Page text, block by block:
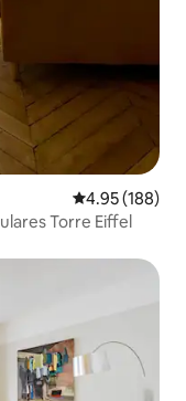
Calificación
4.95 (188)
Torre Eiffel